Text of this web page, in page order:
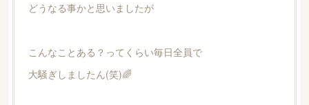
どうなる事かと思いましたが
こんなことある？ってくらい毎日全員で
大騒ぎしましたん(笑)🌈